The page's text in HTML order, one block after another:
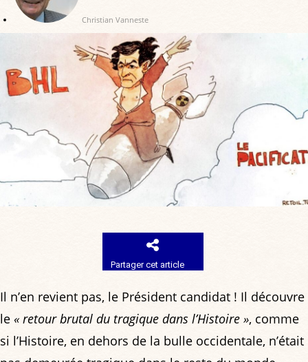
Christian Vanneste
Partager cet article
Il n’en revient pas, le Président candidat ! Il découvre
le « retour brutal du tragique dans l’Histoire », comme
si l’Histoire, en dehors de la bulle occidentale, n’était